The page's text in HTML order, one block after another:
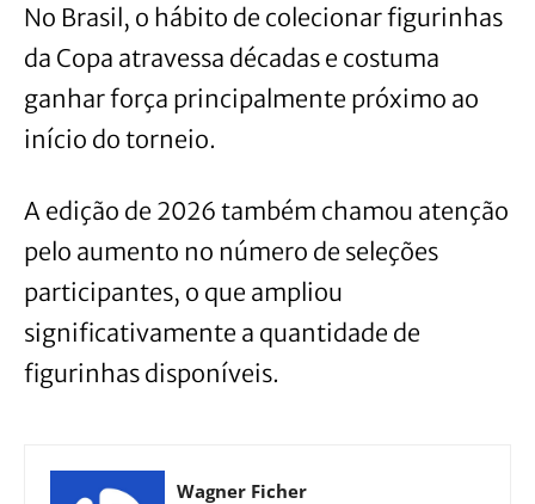
No Brasil, o hábito de colecionar figurinhas
da Copa atravessa décadas e costuma
ganhar força principalmente próximo ao
início do torneio.
A edição de 2026 também chamou atenção
pelo aumento no número de seleções
participantes, o que ampliou
significativamente a quantidade de
figurinhas disponíveis.
Wagner Ficher